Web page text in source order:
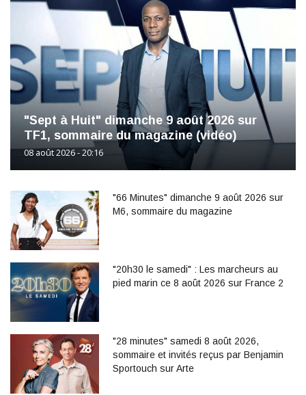
"Sept à Huit" dimanche 9 août 2026 sur
TF1, sommaire du magazine (vidéo)
08 août 2026 - 20:16
"66 Minutes" dimanche 9 août 2026 sur
M6, sommaire du magazine
"20h30 le samedi" : Les marcheurs au
pied marin ce 8 août 2026 sur France 2
"28 minutes" samedi 8 août 2026,
sommaire et invités reçus par Benjamin
Sportouch sur Arte